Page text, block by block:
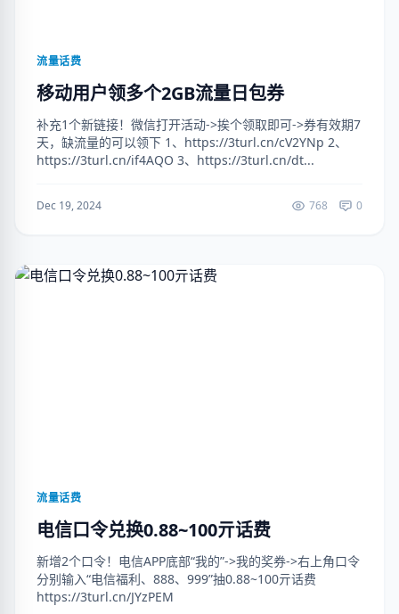
流量话费
移动用户领多个2GB流量日包券
补充1个新链接！微信打开活动->挨个领取即可->券有效期7
天，缺流量的可以领下 1、https://3turl.cn/cV2YNp 2、
https://3turl.cn/if4AQO 3、https://3turl.cn/dt...
Dec 19, 2024 768 0
流量话费
电信口令兑换0.88~100亓话费
新增2个口令！电信APP底部“我的”->我的奖券->右上角口令
分别输入“电信福利、888、999”抽0.88~100亓话费
https://3turl.cn/JYzPEM